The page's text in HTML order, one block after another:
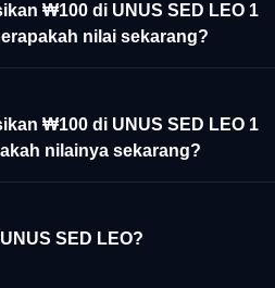
₩100 di UNUS SED LEO 1
nilai sekarang?
₩100 di UNUS SED LEO 1
nilainya sekarang?
SED LEO?